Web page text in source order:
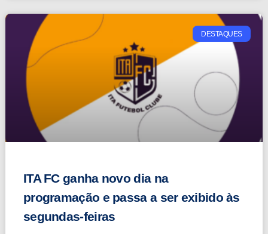
DESTAQUES
ITA FC ganha novo dia na
programação e passa a ser exibido às
segundas-feiras